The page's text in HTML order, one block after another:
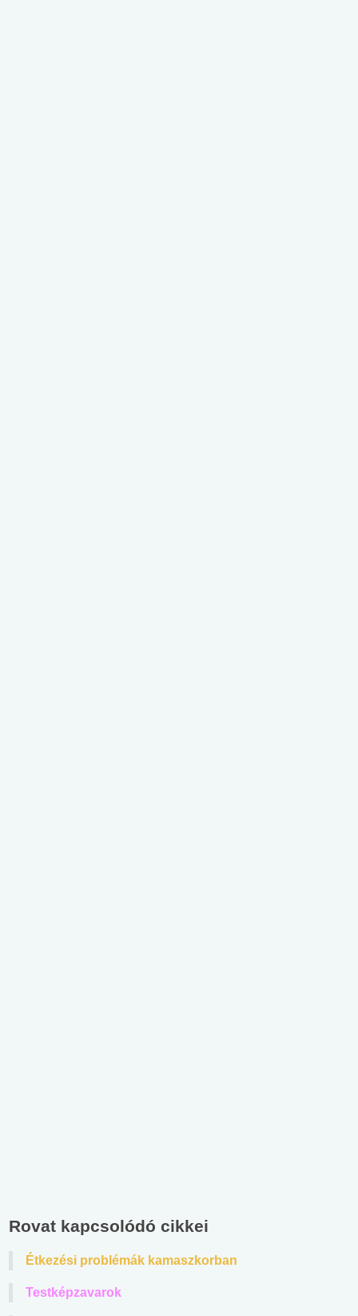
Rovat kapcsolódó cikkei
Étkezési problémák kamaszkorban
Testképzavarok